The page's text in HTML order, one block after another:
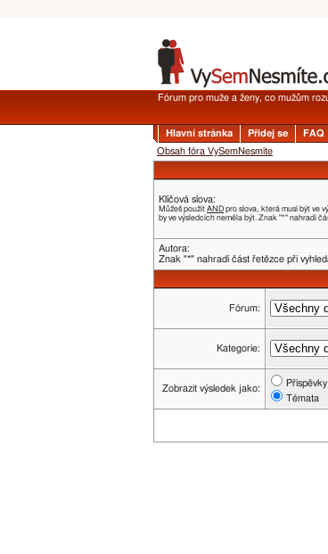
Fórum pro muže a ženy, co mužům
Hlavní stránka Přidej se FAQ
Obsah fóra VySemNesmíte
Klíčová slova:
Můžeš použít AND pro slova, která musí být ve
by ve výsledcích neměla být. Znak "*" nahradí
Autora:
Znak "*" nahradí část řetězce při
Fórum:
Kategorie:
Zobrazit výsledek jako:
Příspěvky
Témata